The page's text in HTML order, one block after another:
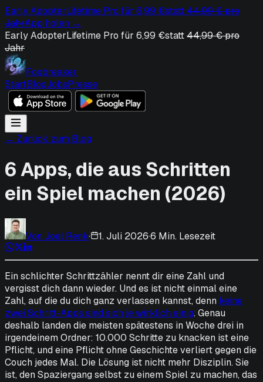
Early AdopterLifetime Pro für 6,99 €statt44,99 € pro
JahrApp holen →
Early AdopterLifetime Pro für 6,99 €statt44,99 € pro
Jahr
Fogbreaker
StartBlogJobsPresse
← Zurück zum Blog
6 Apps, die aus Schritten
ein Spiel machen (2026)
Von Joel Renk· 1. Juli 2026·6 Min. Lesezeit
Ein schlichter Schrittzähler nennt dir eine Zahl und
vergisst dich dann wieder. Und es ist nicht einmal eine
Zahl, auf die du dich ganz verlassen kannst, denn keine
zwei Schritt-Apps sind sich je wirklich einig. Genau
deshalb landen die meisten spätestens in Woche drei in
irgendeinem Ordner: 10.000 Schritte zu knacken ist eine
Pflicht, und eine Pflicht ohne Geschichte verliert gegen die
Couch jedes Mal. Die Lösung ist nicht mehr Disziplin. Sie
ist, den Spaziergang selbst zu einem Spiel zu machen, das